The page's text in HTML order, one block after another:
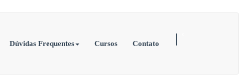
Dúvidas Frequentes Cursos Contato